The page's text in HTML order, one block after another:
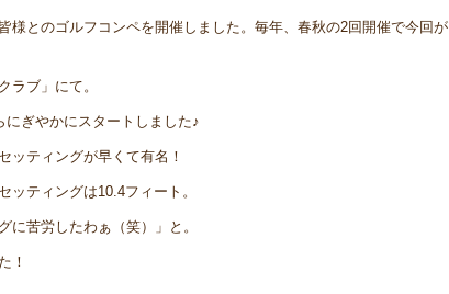
様とのゴルフコンペを開催しました。毎年、春秋の2回開催で今回が
ラブ」にて。
ぎやかにスタートしました♪
ッティングが早くて有名！
ティングは10.4フィート。
に苦労したわぁ（笑）」と。
！